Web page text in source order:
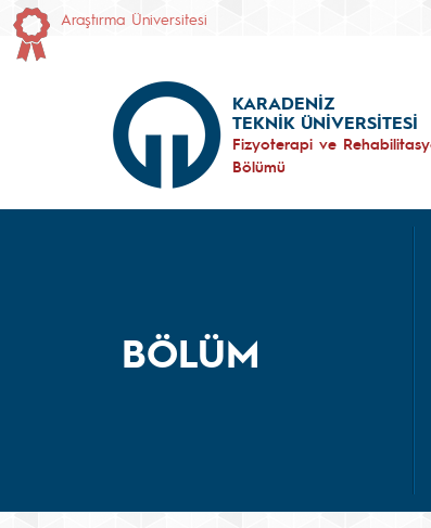
Araştırma Üniversitesi
KARADENİZ
TEKNİK ÜNİVERSİTESİ
Fizyoterapi ve
Bölümü
BÖLÜM